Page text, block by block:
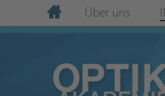
Über uns